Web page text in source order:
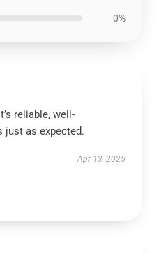
0%
reliable, well-
just as expected.
Apr 13, 2025